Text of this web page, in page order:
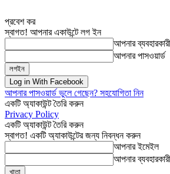
প্রবেশ কর
স্বাগত! আপনার একাউন্টে লগ ইন
আপনার
আপনার পাসওয়ার্ড
Log in With Facebook
আপনার পাসওয়ার্ড ভুলে গেছেন? সহযোগিতা নিন
একটি অ্যাকাউন্ট তৈরি করুন
Privacy Policy
একটি অ্যাকাউন্ট তৈরি করুন
স্বাগত! একটি অ্যাকাউন্টের জন্য নিবন্ধন করুন
আপনার ইমেইল
আপনার